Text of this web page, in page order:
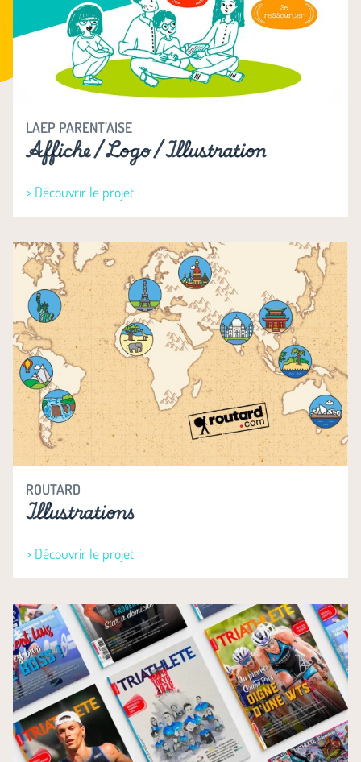
LAEP PARENT’AISE
Affiche / Logo / Illustration
> Découvrir le projet
ROUTARD
Illustrations
> Découvrir le projet